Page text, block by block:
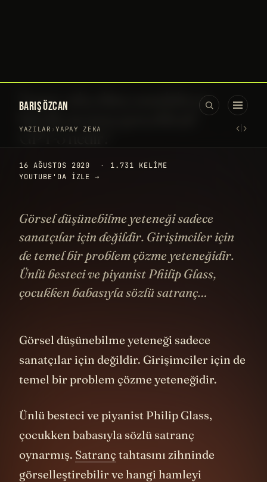
büyük sıçrama gerçekleşti!
GPT-3 nedir?
YOUTUBE'DA IZLE →
Görsel düşünebilme yeteneği sadece
de temel bir problem çözme yeteneğidir.
Ünlü besteci ve piyanist Philip Glass,
çocukken babasıyla sözlü satranç…
Görsel düşünebilme yeteneği sadece
temel bir problem çözme yeteneğidir.
Ünlü besteci ve piyanist Philip Glass,
oynarmış.Satrançtahtasını zihninde
görselleştirebilir ve hangi hamleyi
yapacağını bilirmiş. Julliard'da okuduğu
zaman, görsel düşünme becerilerinin